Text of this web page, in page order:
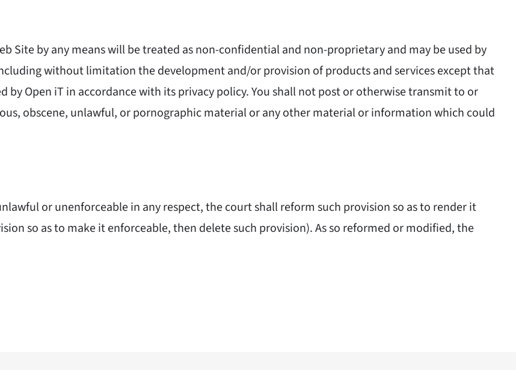
Site by any means will be treated as non-confidential and non-proprietary and may be used by
without limitation the development and/or provision of products and services except that
by Open iT in accordance with its privacy policy. You shall not post or otherwise transmit to or
obscene, unlawful, or pornographic material or any other material or information which could
or unenforceable in any respect, the court shall reform such provision so as to render it
so as to make it enforceable, then delete such provision). As so reformed or modified, the